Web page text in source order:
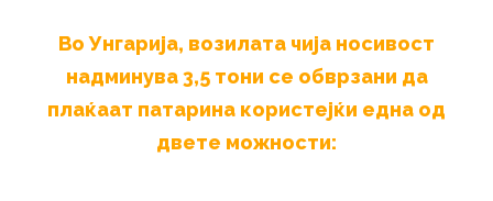
Во Унгарија, возилата чија носивост
надминува 3,5 тони се обврзани да
плаќаат патарина користејќи една од
двете можности: